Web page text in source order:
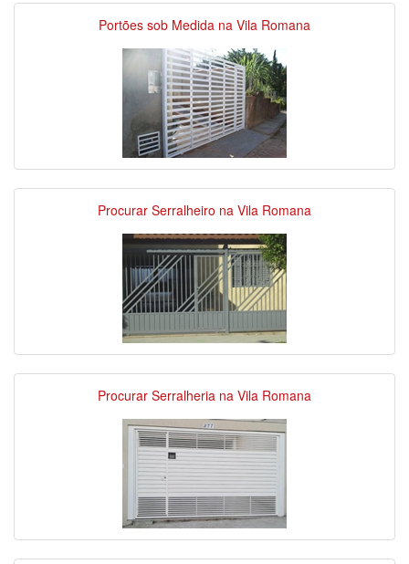
Portões sob Medida na Vila Romana
Procurar Serralheiro na Vila Romana
Procurar Serralheria na Vila Romana